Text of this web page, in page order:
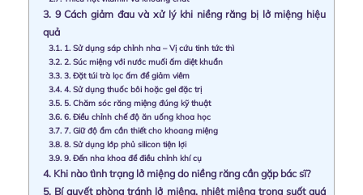
3. 9 Cách giảm đau và xử lý khi niềng răng bị lở miệng hiệu
quả
3.1. 1. Sử dụng sáp chỉnh nha – Vị cứu tinh tức thì
3.2. 2. Súc miệng với nước muối ấm diệt khuẩn
3.3. 3. Đặt túi trà lọc ấm để giảm viêm
3.4. 4. Sử dụng thuốc bôi hoặc gel đặc trị
3.5. 5. Chăm sóc răng miệng đúng kỹ thuật
3.6. 6. Điều chỉnh chế độ ăn uống khoa học
3.7. 7. Giữ độ ẩm cần thiết cho khoang miệng
3.8. 8. Sử dụng lớp phủ silicon tiện lợi
3.9. 9. Đến nha khoa để điều chỉnh khí cụ
4. Khi nào tình trạng lở miệng do niềng răng cần gặp bác sĩ?
5. Bí quyết phòng tránh lở miệng, nhiệt miệng trong suốt quá